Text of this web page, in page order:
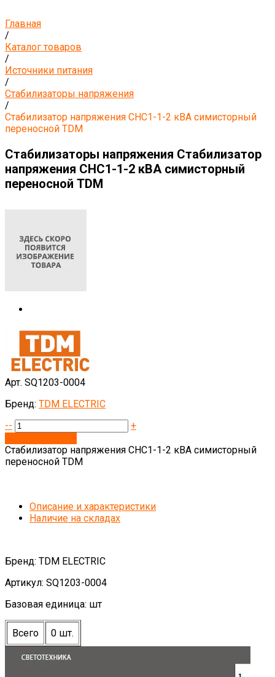
Главная
/
Каталог товаров
/
Источники питания
/
Стабилизаторы напряжения
/
Стабилизатор напряжения СНС1-1-2 кВА симисторный
переносной TDM
Стабилизаторы напряжения Стабилизатор
напряжения СНС1-1-2 кВА симисторный
переносной TDM
Арт. SQ1203-0004
Бренд: TDM ELECTRIC
--
+
Стабилизатор напряжения СНС1-1-2 кВА симисторный
переносной TDM
Описание и характеристики
Наличие на складах
Бренд: TDM ELECTRIC
Артикул: SQ1203-0004
Базовая единица: шт
Всего 0 шт.